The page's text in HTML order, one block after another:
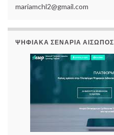
mariamchl2@gmail.com
ΨΗΦΙΑΚΆ ΣΕΝΆΡΙΑ ΑΊΣΩΠΟΣ